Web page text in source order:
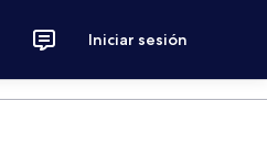
Iniciar sesión